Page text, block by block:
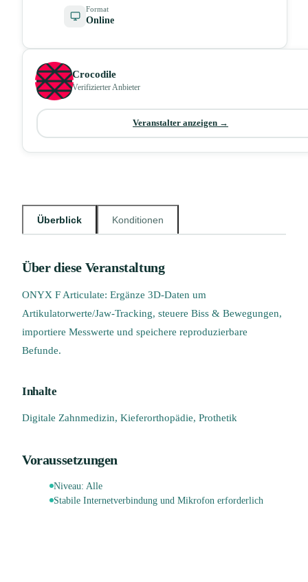
Überblick Konditionen
Über diese Veranstaltung
ONYX F Articulate: Ergänze 3D-Daten um
Artikulatorwerte/Jaw-Tracking, steuere Biss & Bewegungen,
importiere Messwerte und speichere reproduzierbare
Befunde.
Inhalte
Digitale Zahnmedizin, Kieferorthopädie, Prothetik
Voraussetzungen
Niveau: Alle
Stabile Internetverbindung und Mikrofon erforderlich
Format
Online
Crocodile
Verifizierter Anbieter
Veranstalter anzeigen →